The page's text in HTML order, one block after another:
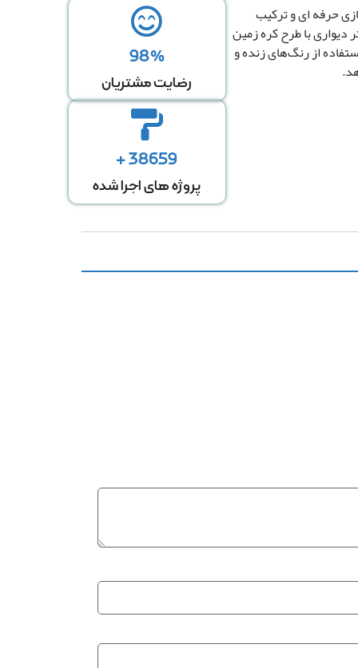
حرفه ای و ترکیب
با طرح کره زمین
از رنگ‌های زنده و 98%
رضایت مشتریان
38659 +
پروژه های اجرا شده